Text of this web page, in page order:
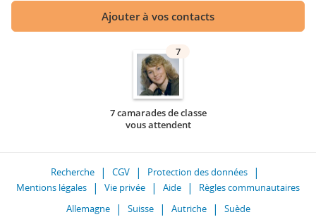
Ajouter à vos contacts
7
7 camarades de classe
vous attendent
Recherche CGV
Protection des données
Mentions légales
Vie privée Aide
Règles communautaires
Allemagne
Suisse Autriche Suède